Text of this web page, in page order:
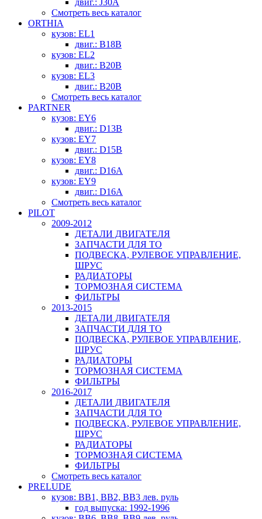
двиг.: J30A
Смотреть весь каталог
ORTHIA
кузов: EL1
двиг.: B18B
кузов: EL2
двиг.: B20B
кузов: EL3
двиг.: B20B
Смотреть весь каталог
PARTNER
кузов: EY6
двиг.: D13B
кузов: EY7
двиг.: D15B
кузов: EY8
двиг.: D16A
кузов: EY9
двиг.: D16A
Смотреть весь каталог
PILOT
2009-2012
ДЕТАЛИ ДВИГАТЕЛЯ
ЗАПЧАСТИ ДЛЯ ТО
ПОДВЕСКА, РУЛЕВОЕ УПРАВЛЕНИЕ,
ШРУС
РАДИАТОРЫ
ТОРМОЗНАЯ СИСТЕМА
ФИЛЬТРЫ
2013-2015
ДЕТАЛИ ДВИГАТЕЛЯ
ЗАПЧАСТИ ДЛЯ ТО
ПОДВЕСКА, РУЛЕВОЕ УПРАВЛЕНИЕ,
ШРУС
РАДИАТОРЫ
ТОРМОЗНАЯ СИСТЕМА
ФИЛЬТРЫ
2016-2017
ДЕТАЛИ ДВИГАТЕЛЯ
ЗАПЧАСТИ ДЛЯ ТО
ПОДВЕСКА, РУЛЕВОЕ УПРАВЛЕНИЕ,
ШРУС
РАДИАТОРЫ
ТОРМОЗНАЯ СИСТЕМА
ФИЛЬТРЫ
Смотреть весь каталог
PRELUDE
кузов: BB1, BB2, BB3 лев. руль
год выпуска: 1992-1996